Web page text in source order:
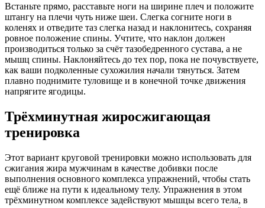
Встаньте прямо, расставьте ноги на ширине плеч и положите
штангу на плечи чуть ниже шеи. Слегка согните ноги в
коленях и отведите таз слегка назад и наклонитесь, сохраняя
ровное положение спины. Учтите, что наклон должен
производиться только за счёт тазобедренного сустава, а не
мышц спины. Наклоняйтесь до тех пор, пока не почувствуете,
как ваши подколенные сухожилия начали тянуться. Затем
плавно поднимите туловище и в конечной точке движения
напрягите ягодицы.
Трёхминутная жиросжигающая
тренировка
Этот вариант круговой тренировки можно использовать для
сжигания жира мужчинам в качестве добивки после
выполнения основного комплекса упражнений, чтобы стать
ещё ближе на пути к идеальному телу. Упражнения в этом
трёхминутном комплексе задействуют мышцы всего тела, в